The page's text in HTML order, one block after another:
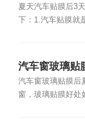
夏天汽车贴膜后3
下：1.汽车贴膜就
汽车窗玻璃贴
汽车窗玻璃贴膜后
窗，玻璃贴膜好处